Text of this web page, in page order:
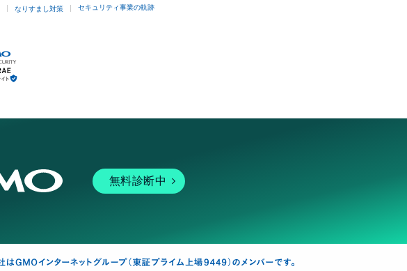
なりすまし対策 セキュリティ事業の軌跡
無料診断中